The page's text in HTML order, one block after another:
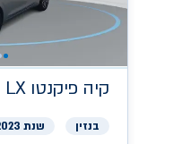
קיה פיקנטו LX
בנזין שנת 2023